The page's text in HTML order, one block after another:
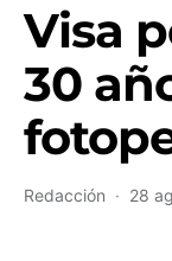
Visa
30
Redacción 28